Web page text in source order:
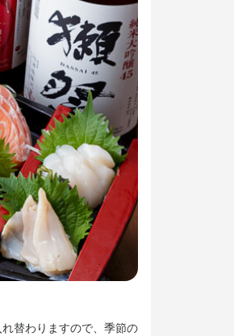
替わりますので、季節の
付けなどのホール業務
任せします。